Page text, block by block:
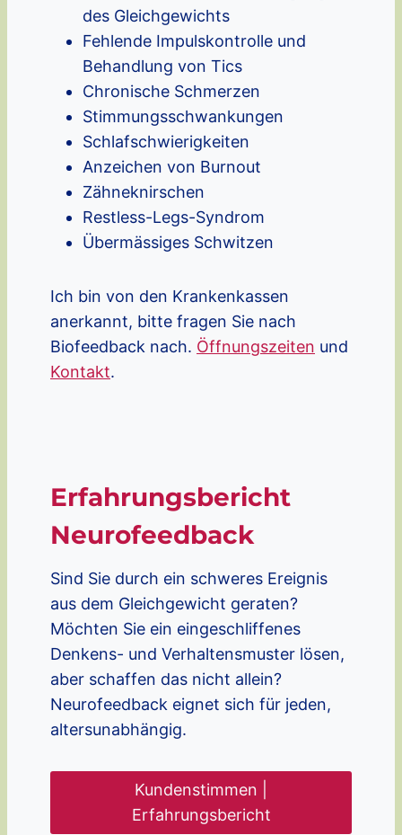
des Gleichgewichts
Fehlende Impulskontrolle und
Behandlung von Tics
Chronische Schmerzen
Stimmungsschwankungen
Schlafschwierigkeiten
Anzeichen von Burnout
Zähneknirschen
Restless-Legs-Syndrom
Übermässiges Schwitzen
Ich bin von den Krankenkassen
anerkannt, bitte fragen Sie nach
Biofeedback nach. Öffnungszeiten und
Kontakt.
Erfahrungsbericht
Neurofeedback
Sind Sie durch ein schweres Ereignis
aus dem Gleichgewicht geraten?
Möchten Sie ein eingeschliffenes
Denkens- und Verhaltensmuster lösen,
aber schaffen das nicht allein?
Neurofeedback eignet sich für jeden,
altersunabhängig.
Kundenstimmen |
Erfahrungsbericht